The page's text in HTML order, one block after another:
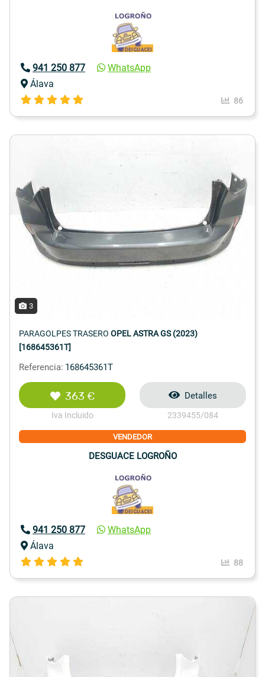
941 250 877
WhatsApp
Álava
86
3
PARAGOLPES TRASERO OPEL ASTRA GS (2023)
[168645361T]
Referencia: 168645361T
363 €
Iva Incluido
Detalles
2339455/084
VENDEDOR
DESGUACE LOGROÑO
941 250 877
WhatsApp
Álava
88